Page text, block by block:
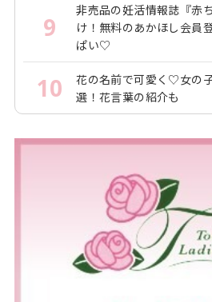
9
非売品の妊活情報誌『赤
け！無料のあかほし会員
ぱい♡
10
花の名前で可愛く♡女の
選！花言葉の紹介も